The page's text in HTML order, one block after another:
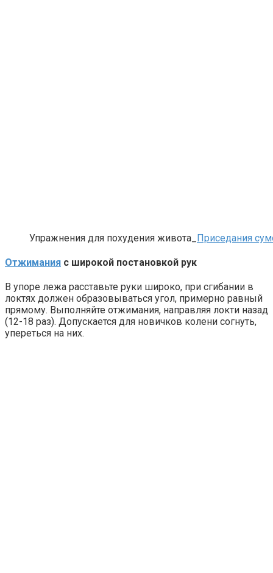
Упражнения для похудения живота_ Приседания
Отжимания с широкой постановкой рук
В упоре лежа расставьте руки широко, при сгибании в
локтях должен образовываться угол, примерно равный
прямому. Выполняйте отжимания, направляя локти назад
(12-18 раз). Допускается для новичков колени согнуть,
упереться на них.
Никогда не храните огурцы в холодильнике: есть
Дрон со взрывчаткой в аэропорту Лейпцига: